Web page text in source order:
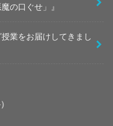
の口ぐせ」』
業をお届けしてきまし